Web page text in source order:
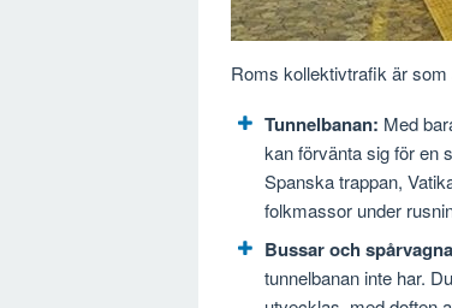
Roms kollektivtrafik är som
Tunnelbanan: Med
kan förvänta sig för en
Spanska trappan,
folkmassor under
Bussar och
tunnelbanan inte har.